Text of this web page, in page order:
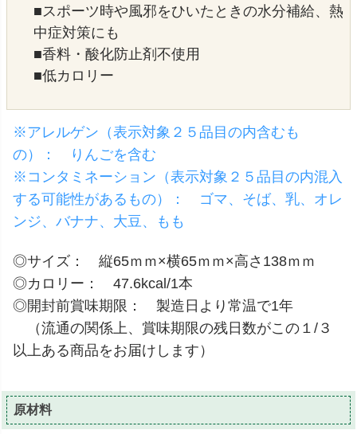
■スポーツ時や風邪をひいたときの水分補給、熱
中症対策にも
■香料・酸化防止剤不使用
■低カロリー
※アレルゲン（表示対象２５品目の内含むも
の）： りんごを含む
※コンタミネーション（表示対象２５品目の内混入
する可能性があるもの）： ゴマ、そば、乳、オレ
ンジ、バナナ、大豆、もも
◎サイズ： 縦65ｍｍ×横65ｍｍ×高さ138ｍｍ
◎カロリー： 47.6kcal/1本
◎開封前賞味期限： 製造日より常温で1年
（流通の関係上、賞味期限の残日数がこの１/３
以上ある商品をお届けします）
原材料